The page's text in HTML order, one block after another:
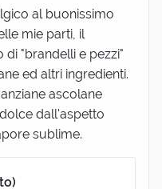
al buonissimo
mie parti, il
"brandelli e pezzi"
ed altri ingredienti.
ascolane
dall'aspetto
sublime.